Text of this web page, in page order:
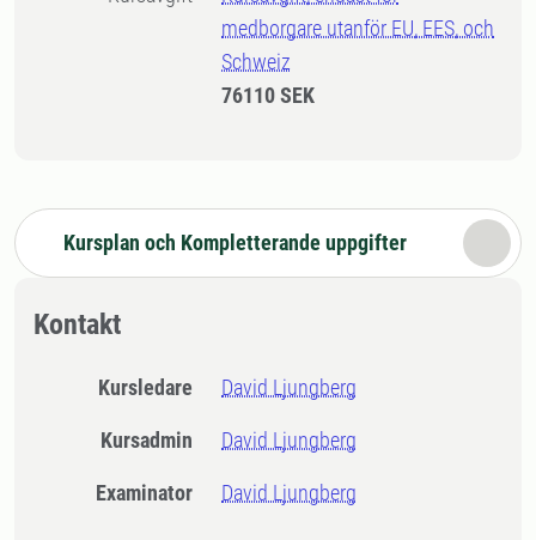
medborgare utanför EU, EES, och
Schweiz
76110 SEK
Kursplan och Kompletterande uppgifter
Kontakt
Kursledare David Ljungberg
Kursadmin David Ljungberg
Examinator David Ljungberg